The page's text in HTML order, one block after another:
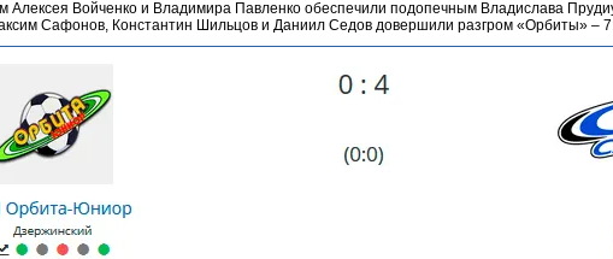
Алексея Войченко и Владимира Павленко обеспечили подопечным Владислава
Сафонов, Константин Шильцов и Даниил Седов довершили разгром «Орбиты» –